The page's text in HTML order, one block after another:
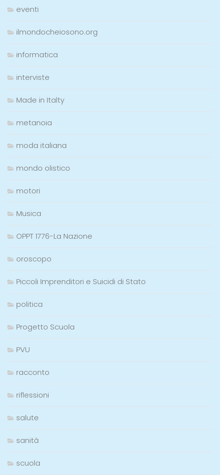
eventi
ilmondocheiosono.org
informatica
interviste
Made in Italty
metanoia
moda italiana
mondo olistico
motori
Musica
OPPT 1776-La Nazione
oroscopo
Piccoli Imprenditori e Suicidi di Stato
politica
Progetto Scuola
PVU
racconto
riflessioni
salute
sanità
scuola